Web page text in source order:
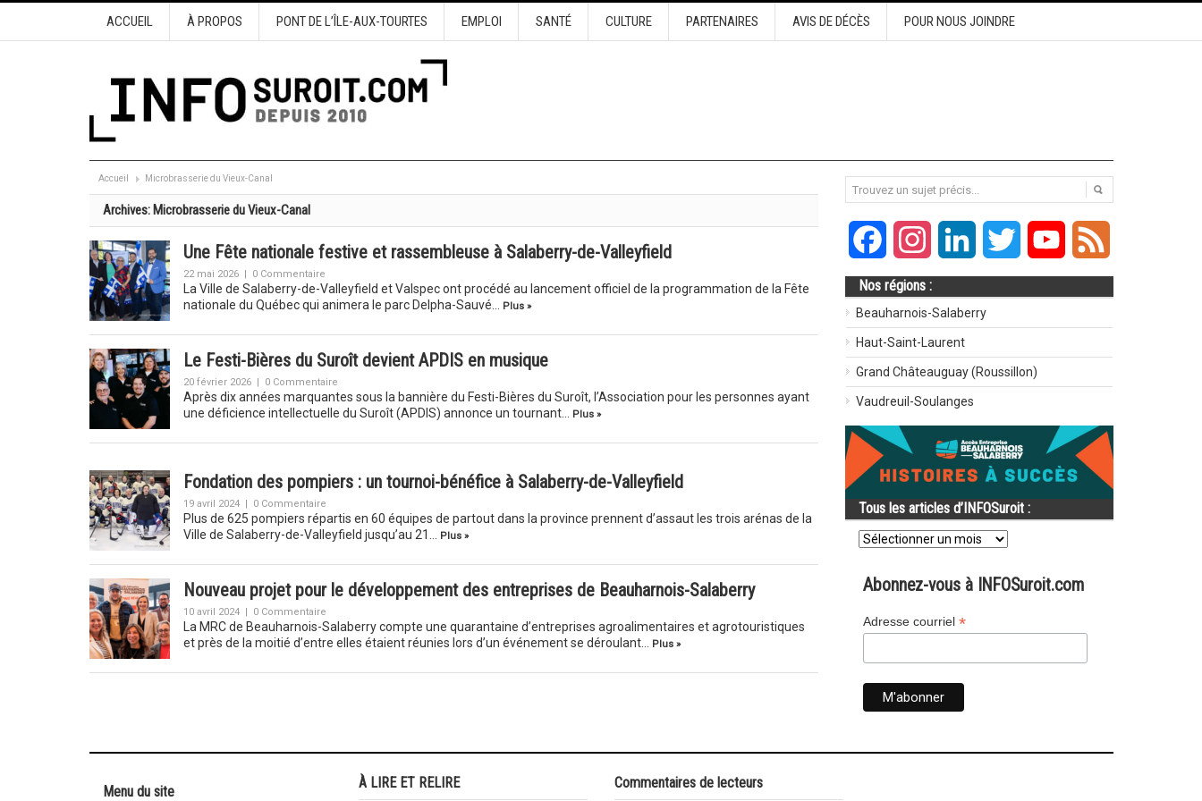
ACCUEIL À PROPOS PONT DE L’ÎLE-AUX-TOURTES EMPLOI SANTÉ CULTURE PARTENAIRES AVIS DE DÉCÈS POUR NOUS JOINDRE
Accueil Microbrasserie du Vieux-Canal
Archives: Microbrasserie du Vieux-Canal
Une Fête nationale festive et rassembleuse à Salaberry-de-Valleyfield
22 mai 2026 | 0 Commentaire
La Ville de Salaberry-de-Valleyfield et Valspec ont procédé au lancement officiel de la programmation de la Fête
nationale du Québec qui animera le parc Delpha-Sauvé…
Plus »
Le Festi-Bières du Suroît devient APDIS en musique
20 février 2026 | 0 Commentaire
Après dix années marquantes sous la bannière du Festi-Bières du Suroît, l’Association pour les personnes ayant
une déficience intellectuelle du Suroît (APDIS) annonce un tournant…
Plus »
Fondation des pompiers : un tournoi-bénéfice à Salaberry-de-Valleyfield
19 avril 2024 | 0 Commentaire
Plus de 625 pompiers répartis en 60 équipes de partout dans la province prennent d’assaut les trois arénas de la
Ville de Salaberry-de-Valleyfield jusqu’au 21…
Plus »
Nouveau projet pour le développement des entreprises de Beauharnois-Salaberry
10 avril 2024 | 0 Commentaire
La MRC de Beauharnois-Salaberry compte une quarantaine d’entreprises agroalimentaires et agrotouristiques
et près de la moitié d’entre elles étaient réunies lors d’un événement se déroulant…
Plus »
FacebookInstagramLinkedIn Twitter YouTube
Nos régions :
Beauharnois-Salaberry
Haut-Saint-Laurent
Grand Châteauguay (Roussillon)
Vaudreuil-Soulanges
Tous les articles d’INFOSuroit :
Tous
les
d’INFOSuroit
Abonnez-vous à INFOSuroit.com
Adresse courriel *
Menu du site
À LIRE ET RELIRE Commentaires de lecteurs